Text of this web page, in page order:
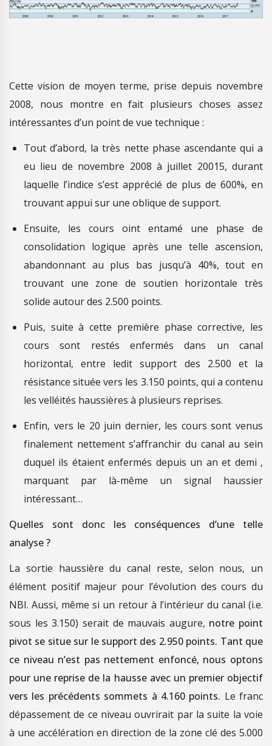
Cette vision de moyen terme, prise depuis novembre
2008, nous montre en fait plusieurs choses assez
intéressantes d’un point de vue technique :
Tout d’abord, la très nette phase ascendante qui a
eu lieu de novembre 2008 à juillet 20015, durant
laquelle l’indice s’est apprécié de plus de 600%, en
trouvant appui sur une oblique de support.
Ensuite, les cours oint entamé une phase de
consolidation logique après une telle ascension,
abandonnant au plus bas jusqu’à 40%, tout en
trouvant une zone de soutien horizontale très
solide autour des 2.500 points.
Puis, suite à cette première phase corrective, les
cours sont restés enfermés dans un canal
horizontal, entre ledit support des 2.500 et la
résistance située vers les 3.150 points, qui a contenu
les velléités haussières à plusieurs reprises.
Enfin, vers le 20 juin dernier, les cours sont venus
finalement nettement s’affranchir du canal au sein
duquel ils étaient enfermés depuis un an et demi ,
marquant par là-même un signal haussier
intéressant…
Quelles sont donc les conséquences d’une telle
analyse ?
La sortie haussière du canal reste, selon nous, un
élément positif majeur pour l’évolution des cours du
NBI. Aussi, même si un retour à l’intérieur du canal (i.e.
sous les 3.150) serait de mauvais augure, notre point
pivot se situe sur le support des 2.950 points. Tant que
ce niveau n’est pas nettement enfoncé, nous optons
pour une reprise de la hausse avec un premier objectif
vers les précédents sommets à 4.160 points. Le franc
dépassement de ce niveau ouvrirait par la suite la voie
à une accélération en direction de la zone clé des 5.000